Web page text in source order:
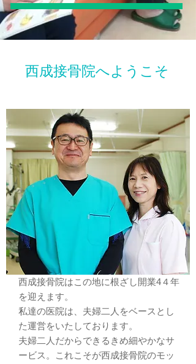
西成接骨院へようこそ
西成接骨院はこの地に根ざし開業4４年
を迎えます。
私達の医院は、夫婦二人をベースとし
た運営をいたしております。
夫婦二人だからできるきめ細やかなサ
ービス。これこそが西成接骨院のモッ